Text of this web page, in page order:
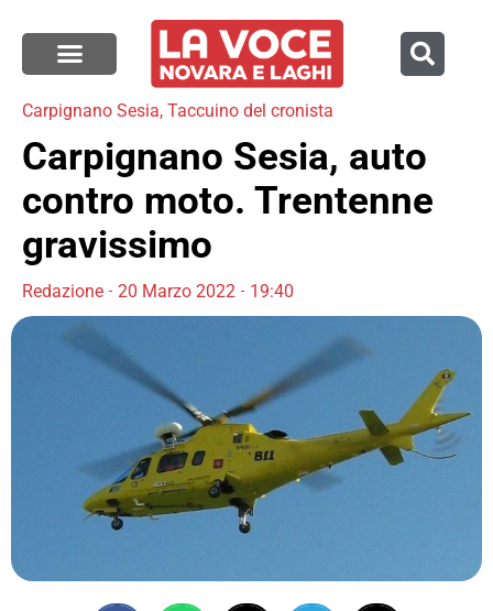
Carpignano Sesia, Taccuino del cronista
Carpignano Sesia, auto
contro moto. Trentenne
gravissimo
Redazione 20 Marzo 2022 19:40